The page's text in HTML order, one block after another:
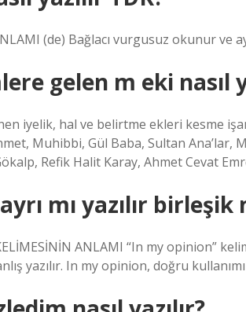
(de) Bağlacı vurgusuz okunur ve
gelen m eki nasıl
iyelik, hal ve belirtme ekleri kesme
Muhibbi, Gül Baba, Sultan Ana’lar,
Refik Halit Karay, Ahmet Cevat
mı yazılır birleşik
ANLAMI “In my opinion”
yazılır. In my opinion, doğru